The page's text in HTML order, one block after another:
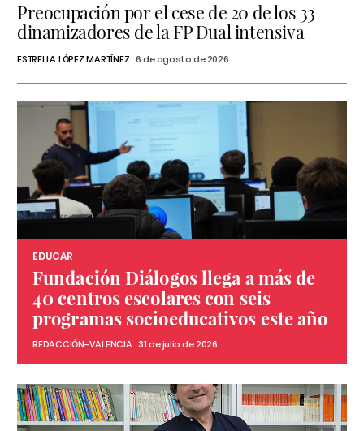
Preocupación por el cese de 20 de los 33
dinamizadores de la FP Dual intensiva
ESTRELLA LÓPEZ MARTÍNEZ 6 de agosto de 2026
EDUCAR
Fundación Diálogos llega a más de
40 centros escolares con seis
programas socioeducativos este año
REDACCIÓN-VALENCIA 31 de julio de 2026